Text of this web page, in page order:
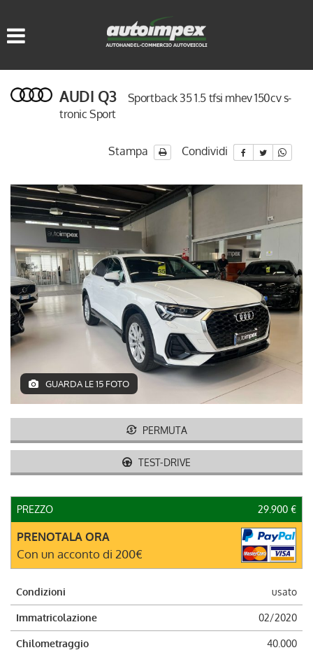
ACQUISTIAMO USATO
CONTATTI
LINGUA:
ITALIANO
DEUTSCH
DEUTSCH
AUDI Q3
Sportback 35 1.5 tfsi mhev 150cv s-
tronic Sport
Stampa Condividi
GUARDA LE 15 FOTO
PERMUTA
TEST-DRIVE
PREZZO 29.900 €
PRENOTALA ORA
Con un acconto di 200€
Condizioni usato
Immatricolazione 02/2020
Chilometraggio 40.000